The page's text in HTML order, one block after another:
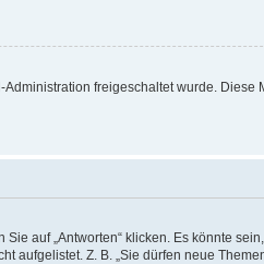
freigeschaltet wurde. Diese
auf „Antworten“ klicken. Es könnte
Z. B. „Sie dürfen neue